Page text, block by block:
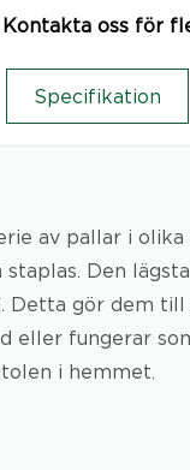
Kontakta oss för
Specifikation
av pallar i
staplas. Den
Detta gör dem
eller fungerar
i hemmet.